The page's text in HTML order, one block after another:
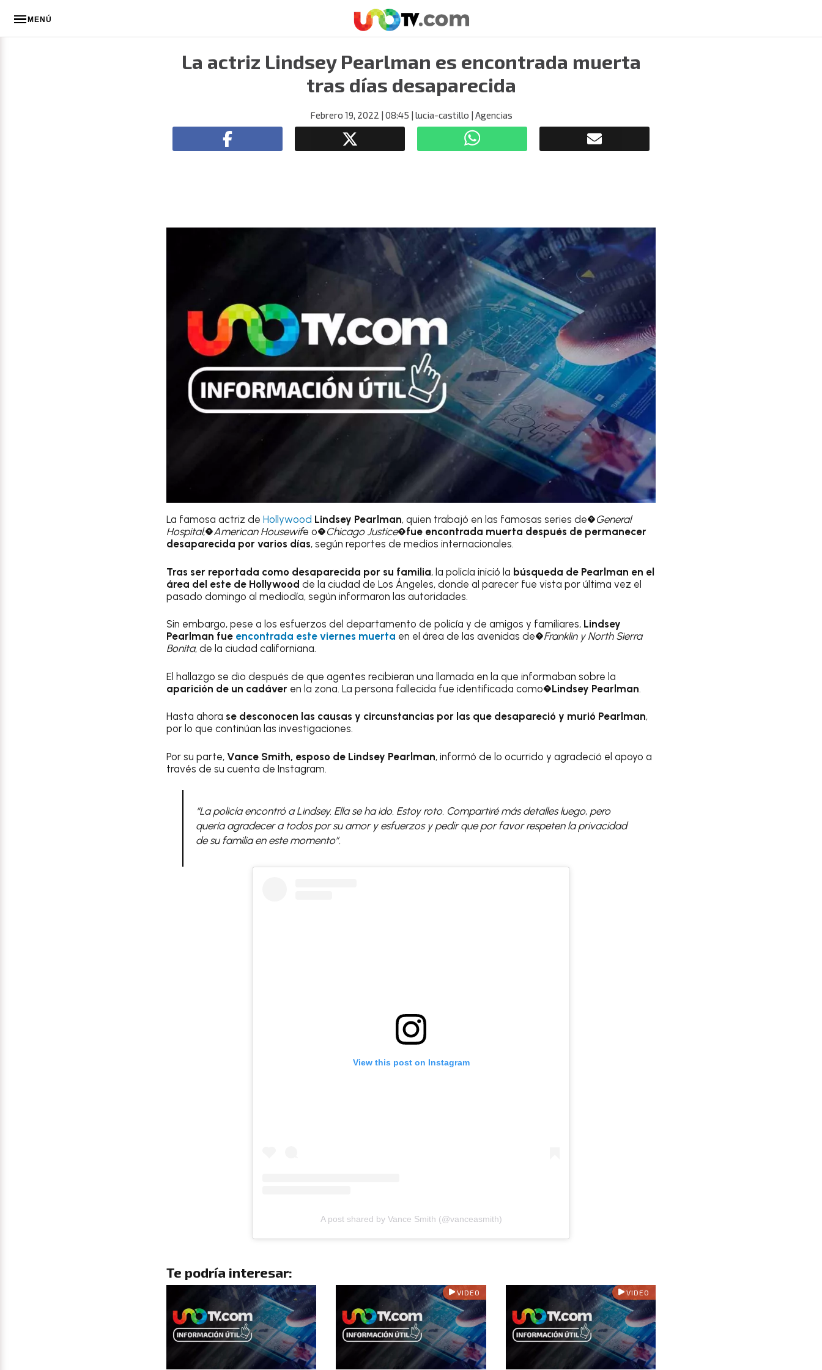
MENÚ
La actriz Lindsey Pearlman es encontrada muerta
tras días desaparecida
Febrero 19, 2022 | 08:45 | lucia-castillo | Agencias
La famosa actriz de Hollywood Lindsey Pearlman, quien trabajó en las famosas series de�General
Hospital,�American Housewife o�Chicago Justice�fue encontrada muerta después de permanecer
desaparecida por varios días, según reportes de medios internacionales.
Tras ser reportada como desaparecida por su familia, la policía inició la búsqueda de Pearlman en el
área del este de Hollywood de la ciudad de Los Ángeles, donde al parecer fue vista por última vez el
pasado domingo al mediodía, según informaron las autoridades.
Sin embargo, pese a los esfuerzos del departamento de policía y de amigos y familiares, Lindsey
Pearlman fue encontrada este viernes muerta en el área de las avenidas de�Franklin y North Sierra
Bonita, de la ciudad californiana.
El hallazgo se dio después de que agentes recibieran una llamada en la que informaban sobre la
aparición de un cadáver en la zona. La persona fallecida fue identificada como�Lindsey Pearlman.
Hasta ahora se desconocen las causas y circunstancias por las que desapareció y murió Pearlman,
por lo que continúan las investigaciones.
Por su parte, Vance Smith, esposo de Lindsey Pearlman, informó de lo ocurrido y agradeció el apoyo a
través de su cuenta de Instagram.
“La policía encontró a Lindsey. Ella se ha ido. Estoy roto. Compartiré más detalles luego, pero
quería agradecer a todos por su amor y esfuerzos y pedir que por favor respeten la privacidad
de su familia en este momento”.
View this post on Instagram
A post shared by Vance Smith (@vanceasmith)
Te podría interesar:
VIDEO VIDEO